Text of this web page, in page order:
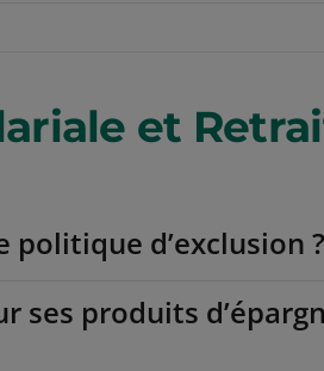
et
d’exclusion ?
produits